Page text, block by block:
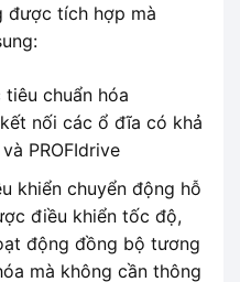
được tích hợp mà
chuẩn hóa
nối các ổ đĩa có khả
PROFIdrive
khiển chuyển động hỗ
điều khiển tốc độ,
động đồng bộ tương
mà không cần thông